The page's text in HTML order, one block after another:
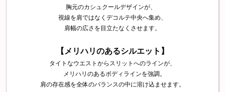
胸元のカシュクールデザインが、
視線を肩ではなくデコルテ中央へ集め、
肩幅の広さを目立たなくさせます。
【メリハリのあるシルエット 】
タイトなウエストからスリットへのラインが、
メリハリのあるボディラインを強調。
肩の存在感を全体のバランスの中に溶け込ませます。